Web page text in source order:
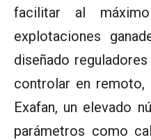
facilitar al
explotaciones
diseñado
controlar en remoto,
Exafan, un elevado
parámetros como